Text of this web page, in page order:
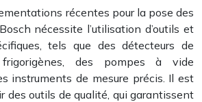
récentes pour la pose des
nécessite l’utilisation d’outils et
tels que des détecteurs de
des pompes à vide
instruments de mesure précis. Il est
des outils de qualité, qui garantissent